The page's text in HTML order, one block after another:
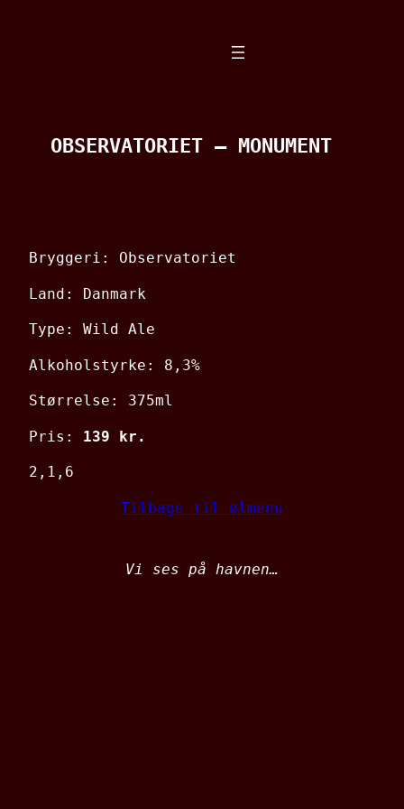
OBSERVATORIET – MONUMENT
Bryggeri: Observatoriet
Land: Danmark
Type: Wild Ale
Alkoholstyrke: 8,3%
Størrelse: 375ml
Pris: 139 kr.
2,1,6
Tilbage til ølmenu
Vi ses på havnen…